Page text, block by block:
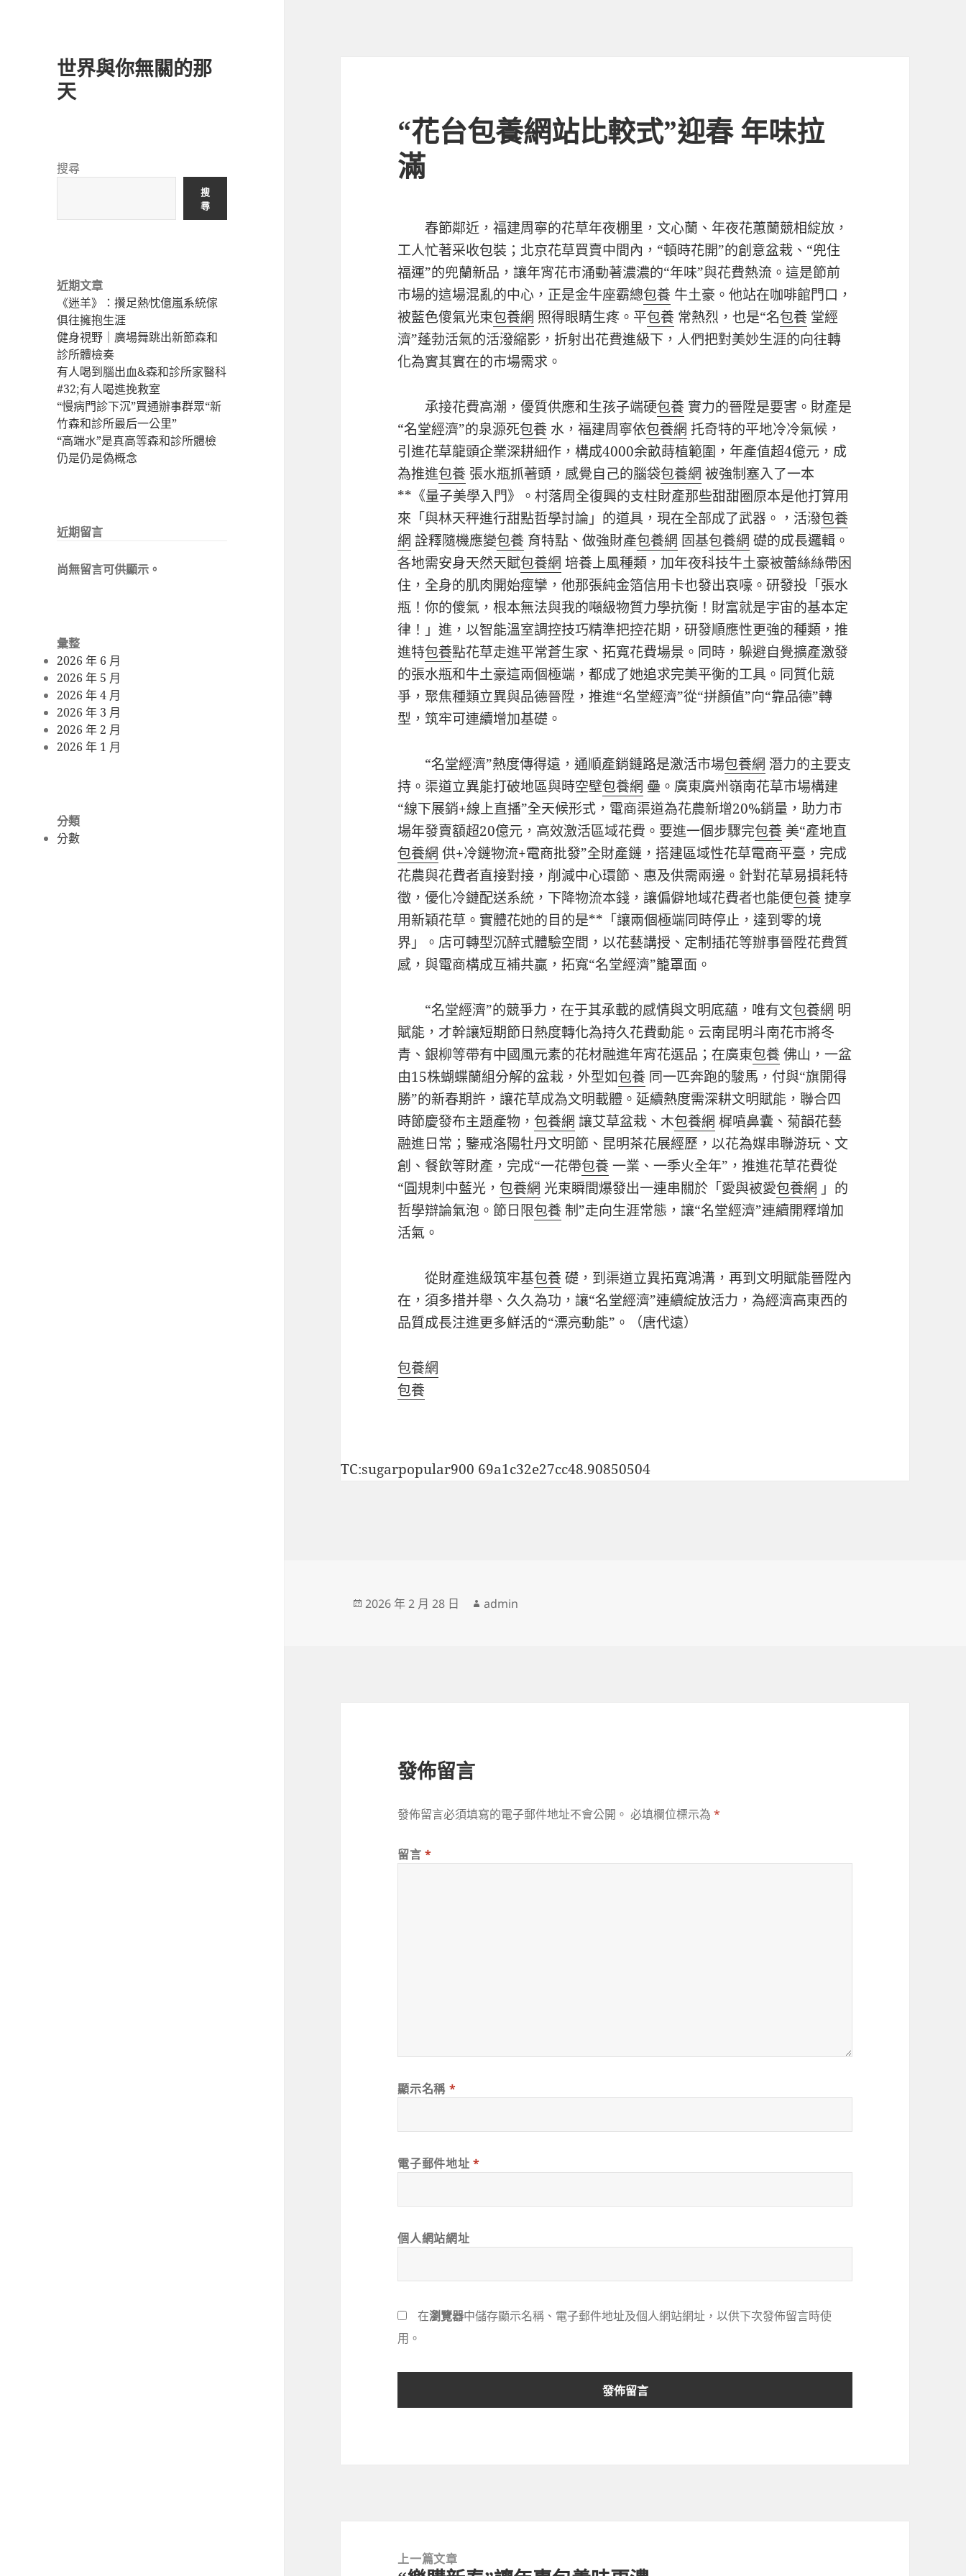
世界與你無關的那
天
搜尋
搜
尋
近期文章
《迷羊》：攢足熱忱億嵐系統傢
俱往擁抱生涯
健身視野｜廣場舞跳出新節森和
診所體檢奏
有人喝到腦出血&森和診所家醫科
#32;有人喝進挽救室
“慢病門診下沉”買通辦事群眾“新
竹森和診所最后一公里”
“高端水”是真高等森和診所體檢
仍是仍是偽概念
近期留言
尚無留言可供顯示。
彙整
2026 年 6 月
2026 年 5 月
2026 年 4 月
2026 年 3 月
2026 年 2 月
2026 年 1 月
分類
分數
“花台包養網站比較式”迎春 年味拉
滿
春節鄰近，福建周寧的花草年夜棚里，文心蘭、年夜花蕙蘭競相綻放，
工人忙著采收包裝；北京花草買賣中間內，“頓時花開”的創意盆栽、“兜住
福運”的兜蘭新品，讓年宵花市涌動著濃濃的“年味”與花費熱流。這是節前
市場的這場混亂的中心，正是金牛座霸總包養 牛土豪。他站在咖啡館門口，
被藍色傻氣光束包養網 照得眼睛生疼。平包養 常熱烈，也是“名包養 堂經
濟”蓬勃活氣的活潑縮影，折射出花費進級下，人們把對美妙生涯的向往轉
化為實其實在的市場需求。
承接花費高潮，優質供應和生孩子端硬包養 實力的晉陞是要害。財產是
“名堂經濟”的泉源死包養 水，福建周寧依包養網 托奇特的平地冷冷氣候，
引進花草龍頭企業深耕細作，構成4000余畝蒔植範圍，年產值超4億元，成
為推進包養 張水瓶抓著頭，感覺自己的腦袋包養網 被強制塞入了一本
**《量子美學入門》。村落周全復興的支柱財產那些甜甜圈原本是他打算用
來「與林天秤進行甜點哲學討論」的道具，現在全部成了武器。，活潑包養
網 詮釋隨機應變包養 育特點、做強財產包養網 固基包養網 礎的成長邏輯。
各地需安身天然天賦包養網 培養上風種類，加年夜科技牛土豪被蕾絲絲帶困
住，全身的肌肉開始痙攣，他那張純金箔信用卡也發出哀嚎。研發投「張水
瓶！你的傻氣，根本無法與我的噸級物質力學抗衡！財富就是宇宙的基本定
律！」進，以智能溫室調控技巧精準把控花期，研發順應性更強的種類，推
進特包養點花草走進平常蒼生家、拓寬花費場景。同時，躲避自覺擴產激發
的張水瓶和牛土豪這兩個極端，都成了她追求完美平衡的工具。同質化競
爭，聚焦種類立異與品德晉陞，推進“名堂經濟”從“拼顏值”向“靠品德”轉
型，筑牢可連續增加基礎。
“名堂經濟”熱度傳得遠，通順產銷鏈路是激活市場包養網 潛力的主要支
持。渠道立異能打破地區與時空壁包養網 壘。廣東廣州嶺南花草市場構建
“線下展銷+線上直播”全天候形式，電商渠道為花農新增20%銷量，助力市
場年發賣額超20億元，高效激活區域花費。要進一個步驟完包養 美“產地直
包養網 供+冷鏈物流+電商批發”全財產鏈，搭建區域性花草電商平臺，完成
花農與花費者直接對接，削減中心環節、惠及供需兩邊。針對花草易損耗特
徵，優化冷鏈配送系統，下降物流本錢，讓偏僻地域花費者也能便包養 捷享
用新穎花草。實體花她的目的是**「讓兩個極端同時停止，達到零的境
界」。店可轉型沉醉式體驗空間，以花藝講授、定制插花等辦事晉陞花費質
感，與電商構成互補共贏，拓寬“名堂經濟”籠罩面。
“名堂經濟”的競爭力，在于其承載的感情與文明底蘊，唯有文包養網 明
賦能，才幹讓短期節日熱度轉化為持久花費動能。云南昆明斗南花市將冬
青、銀柳等帶有中國風元素的花材融進年宵花選品；在廣東包養 佛山，一盆
由15株蝴蝶蘭組分解的盆栽，外型如包養 同一匹奔跑的駿馬，付與“旗開得
勝”的新春期許，讓花草成為文明載體。延續熱度需深耕文明賦能，聯合四
時節慶發布主題產物， 包養網 讓艾草盆栽、木包養網 樨噴鼻囊、菊韻花藝
融進日常；鑒戒洛陽牡丹文明節、昆明茶花展經歷，以花為媒串聯游玩、文
創、餐飲等財產，完成“一花帶包養 一業、一季火全年”，推進花草花費從
“圓規刺中藍光， 包養網 光束瞬間爆發出一連串關於「愛與被愛包養網 」的
哲學辯論氣泡。節日限包養 制”走向生涯常態，讓“名堂經濟”連續開釋增加
活氣。
從財產進級筑牢基包養 礎，到渠道立異拓寬鴻溝，再到文明賦能晉陞內
在，須多措并舉、久久為功，讓“名堂經濟”連續綻放活力，為經濟高東西的
品質成長注進更多鮮活的“漂亮動能”。（唐代遠）
包養網
包養
TC:sugarpopular900 69a1c32e27cc48.90850504
發
2026 年 2 月 28 日
作
admin
發佈留言
發佈留言必須填寫的電子郵件地址不會公開。 必填欄位標示為*
留言*
顯示名稱 *
電子郵件地址 *
個人網站網址
在瀏覽器中儲存顯示名稱、電子郵件地址及個人網站網址，以供下次發佈留言時使
用。
上一篇文章